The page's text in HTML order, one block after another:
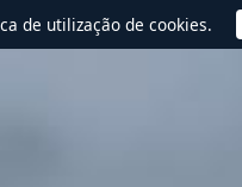
de utilização de cookies.